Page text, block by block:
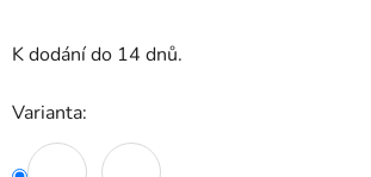
K dodání do 14 dnů.
Varianta: